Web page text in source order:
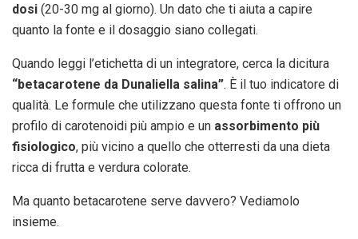
dosi (20-30 mg al giorno). Un dato che ti aiuta a capire
quanto la fonte e il dosaggio siano collegati.
Quando leggi l’etichetta di un integratore, cerca la dicitura
“betacarotene da Dunaliella salina”. È il tuo indicatore di
qualità. Le formule che utilizzano questa fonte ti offrono un
profilo di carotenoidi più ampio e un assorbimento più
fisiologico, più vicino a quello che otterresti da una dieta
ricca di frutta e verdura colorate.
Ma quanto betacarotene serve davvero? Vediamolo
insieme.